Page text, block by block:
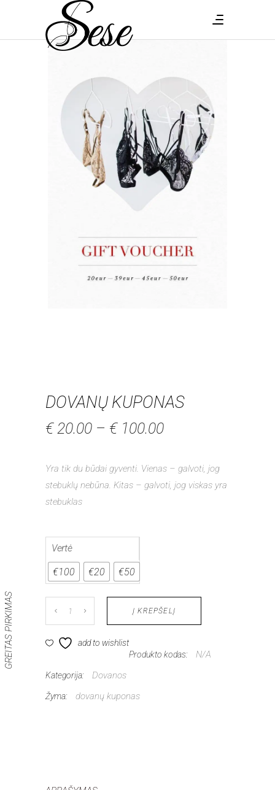
DOVANŲ KUPONAS
€20.00 – €100.00Price
through
€ 100.00
Yra tik du būdai gyventi. Vienas – galvoti, jog
stebuklų nebūna. Kitas – galvoti, jog viskas yra
stebuklas
Vertė
€100 €20 €50
Dovanų
kuponas
Į KREPŠELĮ
add to wishlist
Produkto kodas:
N/A
Kategorija: Dovanos
Žyma: dovanų kuponas
GREITAS PIRKIMAS